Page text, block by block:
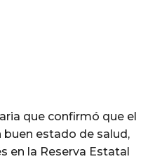
que confirmó que el
estado de salud,
en la Reserva Estatal